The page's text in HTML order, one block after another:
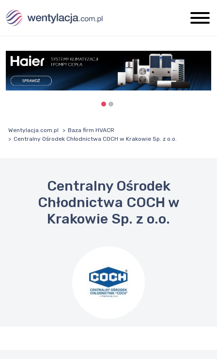
Wentylacja.com.pl
Baza firm HVACR
Centralny Ośrodek Chłodnictwa COCH w Krakowie Sp. z o.o.
Centralny Ośrodek
Chłodnictwa COCH w
Krakowie Sp. z o.o.